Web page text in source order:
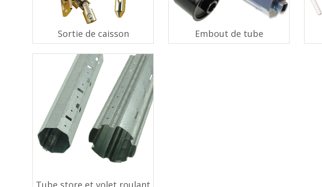
Sortie de caisson Embout de tube
Tube store et volet roulant